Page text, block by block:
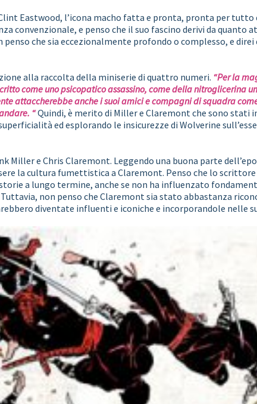
Eastwood, l’icona macho fatta e pronta, pronta per tutto
convenzionale, e penso che il suo fascino derivi da
che sia eccezionalmente profondo o complesso, e
alla raccolta della miniserie di quattro numeri. “Per la
come uno psicopatico assassino, come della nitroglicerina
attaccherebbe anche i suoi amici e compagni di squadra
“Quindi, è merito di Miller e Claremont che sono stati
ed esplorando le insicurezze di Wolverine
Miller e Chris Claremont. Leggendo una buona parte
la cultura fumettistica a Claremont. Penso che lo
a lungo termine, anche se non ha influenzato
non penso che Claremont sia stato abbastanza
diventate influenti e iconiche e incorporandole nelle